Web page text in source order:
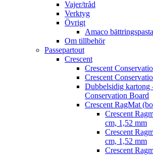
Vajer/tråd
Verktyg
Övrigt
Amaco bättringspasta
Om tillbehör
Passepartout
Crescent
Crescent
Crescent
Dubbelsidig kartong
Conservation Board
Crescent RagMat
Crescent
cm, 1,52 mm
Crescent
cm, 1,52 mm
Crescent